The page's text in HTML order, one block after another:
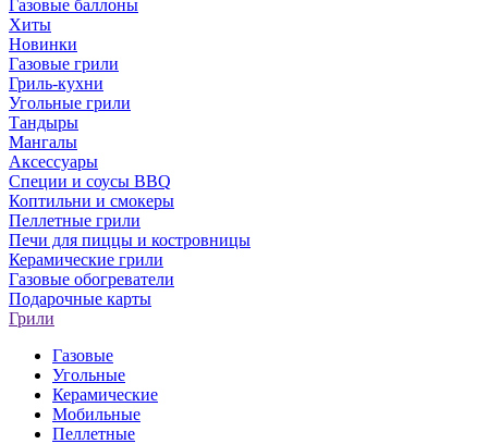
Газовые баллоны
Хиты
Новинки
Газовые грили
Гриль-кухни
Угольные грили
Тандыры
Мангалы
Аксессуары
Специи и соусы BBQ
Коптильни и смокеры
Пеллетные грили
Печи для пиццы и костровницы
Керамические грили
Газовые обогреватели
Подарочные карты
Грили
Газовые
Угольные
Керамические
Мобильные
Пеллетные